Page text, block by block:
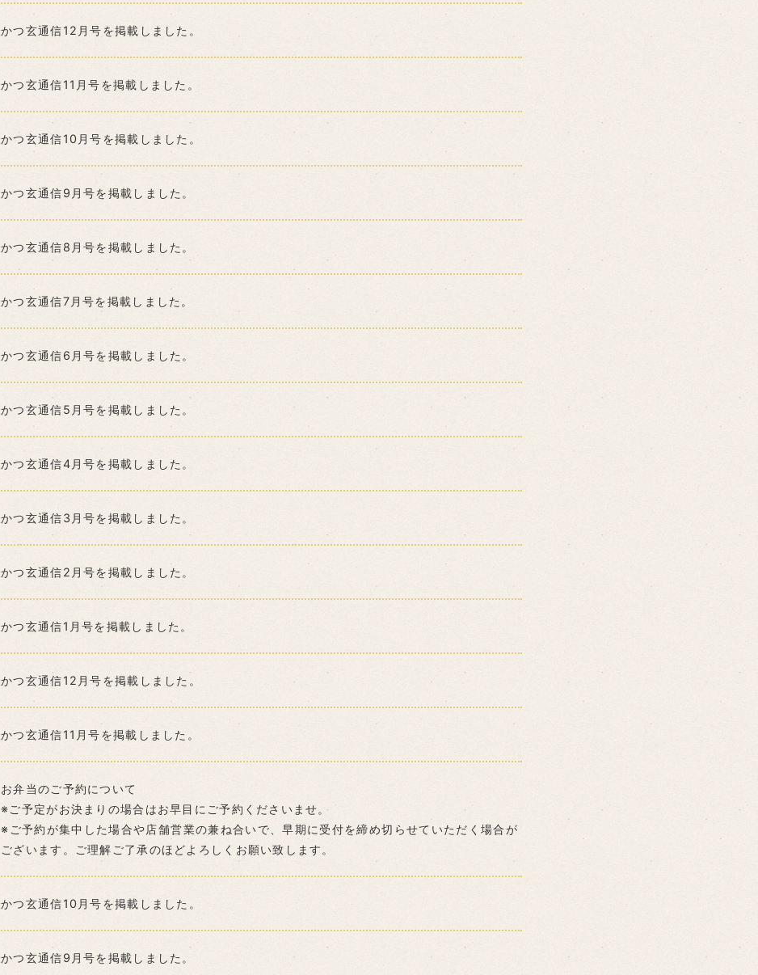
かつ玄通信12月号を掲載しました。
かつ玄通信11月号を掲載しました。
かつ玄通信10月号を掲載しました。
かつ玄通信9月号を掲載しました。
かつ玄通信8月号を掲載しました。
かつ玄通信7月号を掲載しました。
かつ玄通信6月号を掲載しました。
かつ玄通信5月号を掲載しました。
かつ玄通信4月号を掲載しました。
かつ玄通信3月号を掲載しました。
かつ玄通信2月号を掲載しました。
かつ玄通信1月号を掲載しました。
かつ玄通信12月号を掲載しました。
かつ玄通信11月号を掲載しました。
お弁当のご予約について
※ご予定がお決まりの場合はお早目にご予約くださいませ。
※ご予約が集中した場合や店舗営業の兼ね合いで、早期に受付を締め切らせていただく場合が
ございます。ご理解ご了承のほどよろしくお願い致します。
かつ玄通信10月号を掲載しました。
かつ玄通信9月号を掲載しました。